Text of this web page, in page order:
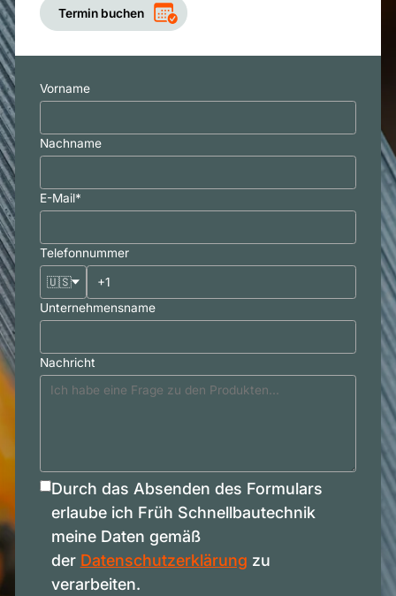
Termin buchen
Vorname
Nachname
E-Mail*
Telefonnummer
🇺🇸
Unternehmensname
Nachricht
Durch das Absenden des Formulars
erlaube ich Früh Schnellbautechnik
meine Daten gemäß
der Datenschutzerklärung zu
verarbeiten.